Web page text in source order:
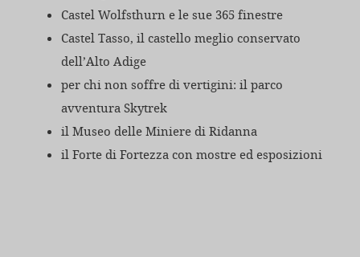
Castel Wolfsthurn e le sue 365 finestre
Castel Tasso, il castello meglio conservato
dell’Alto Adige
per chi non soffre di vertigini: il parco
avventura Skytrek
il Museo delle Miniere di Ridanna
il Forte di Fortezza con mostre ed esposizioni